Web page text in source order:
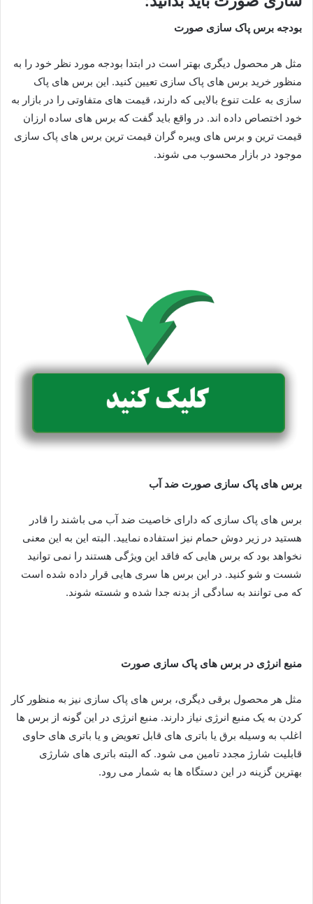
بودجه برس پاک سازی صورت
مثل هر محصول دیگری بهتر است در ابتدا بودجه مورد نظر خود را به
منظور خرید برس های پاک سازی تعیین کنید. این برس های پاک
سازی به علت تنوع بالایی که دارند، قیمت های متفاوتی را در بازار به
خود اختصاص داده اند. در واقع باید گفت که برس های ساده ارزان
قیمت ترین و برس های ویبره گران قیمت ترین برس های پاک سازی
موجود در بازار محسوب می شوند.
برس های پاک سازی صورت ضد آب
برس های پاک سازی که دارای خاصیت ضد آب می باشند را قادر
هستید در زیر دوش حمام نیز استفاده نمایید. البته این به این معنی
نخواهد بود که برس هایی که فاقد این ویژگی هستند را نمی توانید
شست و شو کنید. در این برس ها سری هایی قرار داده شده است
که می توانند به سادگی از بدنه جدا شده و شسته شوند.
منبع انرژی در برس های پاک سازی صورت
مثل هر محصول برقی دیگری، برس های پاک سازی نیز به منظور کار
کردن به یک منبع انرژی نیاز دارند. منبع انرژی در این گونه از برس ها
اغلب به وسیله برق یا باتری های قابل تعویض و یا باتری های حاوی
قابلیت شارژ مجدد تامین می شود. که البته باتری های شارژی
بهترین گزینه در این دستگاه ها به شمار می رود.